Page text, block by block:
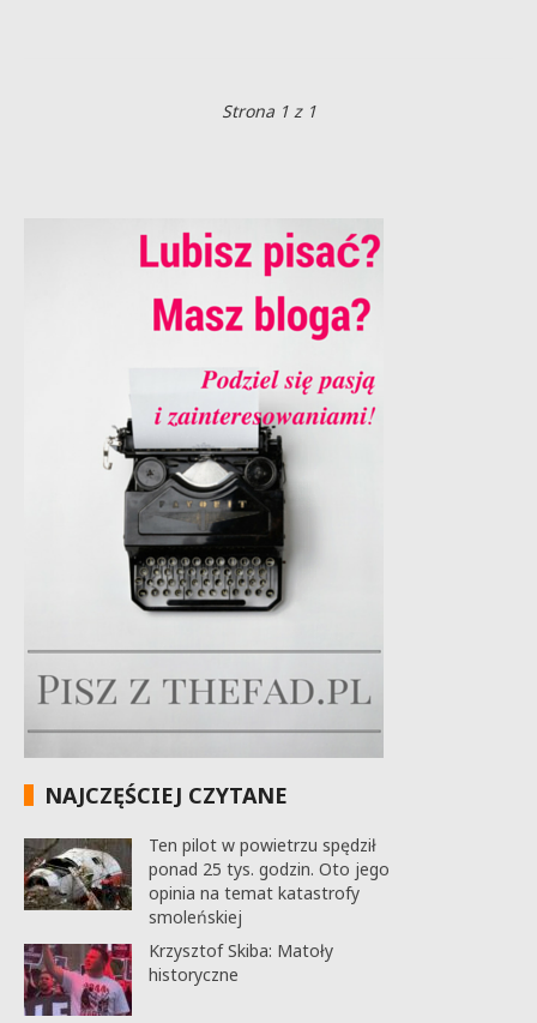
Strona 1 z 1
NAJCZĘŚCIEJ CZYTANE
Ten pilot w powietrzu spędził
ponad 25 tys. godzin. Oto jego
opinia na temat katastrofy
smoleńskiej
Krzysztof Skiba: Matoły
historyczne